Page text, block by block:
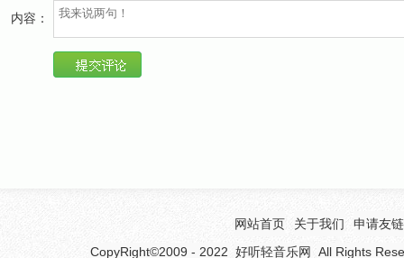
内容：
网站首页 关于我们
申请友链
CopyRight©2009 - 2022 好听轻音乐网
All Rights